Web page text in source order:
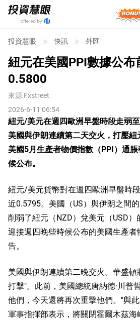
投資慧眼 快訊 外匯
紐元在美國PPI數據公
0.5800
來源 Fxstreet
2026-6-11 06:54
紐元/美元在週四歐洲早盤時段走弱至
美國與伊朗連續第二天交火，打壓紐
美國5月生產者物價指數（PPI）通
候公布。
紐元/美元貨幣對在週四歐洲早盤時
近0.5795。美國（US）與伊朗之間
削弱了紐元（NZD）兌美元（USD
迎接週四晚些時候公布的美國生產者
告。
美國與伊朗連續第二晚交火。華盛
打擊"。此前，美國總統唐納德·川普
他們，今天還將再次重擊他們。"與
軍事指揮部表示，將關閉霍爾木茲海